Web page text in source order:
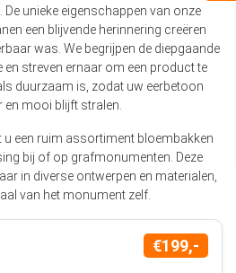
unieke eigenschappen van onze
een blijvende herinnering creëren
was. We begrijpen de diepgaande
en streven ernaar om een product te
duurzaam is, zodat uw eerbetoon
en mooi blijft stralen.
u een ruim assortiment bloembakken
bij of op grafmonumenten. Deze
in diverse ontwerpen en materialen,
van het monument zelf.
€199,-